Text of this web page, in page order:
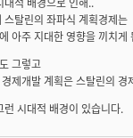
스탈린의 좌파식 계획경제는
아주 지대한 영향을 끼치게
그렇고
제개발 계획은 스탈린의 경
런 시대적 배경이 있습니다.